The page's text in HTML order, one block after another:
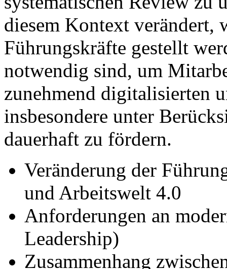
diesem Kontext verändert,
Führungskräfte gestellt
notwendig sind, um
zunehmend digitalisierten
insbesondere unter
dauerhaft zu fördern.
Veränderung der
und Arbeitswelt 4.0
Anforderungen an
Leadership)
Zusammenhang